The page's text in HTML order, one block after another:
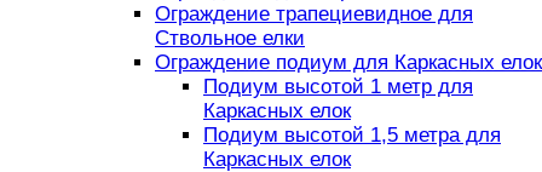
Ограждение трапециевидное для
Ствольное елки
Ограждение подиум для Каркасных елок
Подиум высотой 1 метр для
Каркасных елок
Подиум высотой 1,5 метра для
Каркасных елок